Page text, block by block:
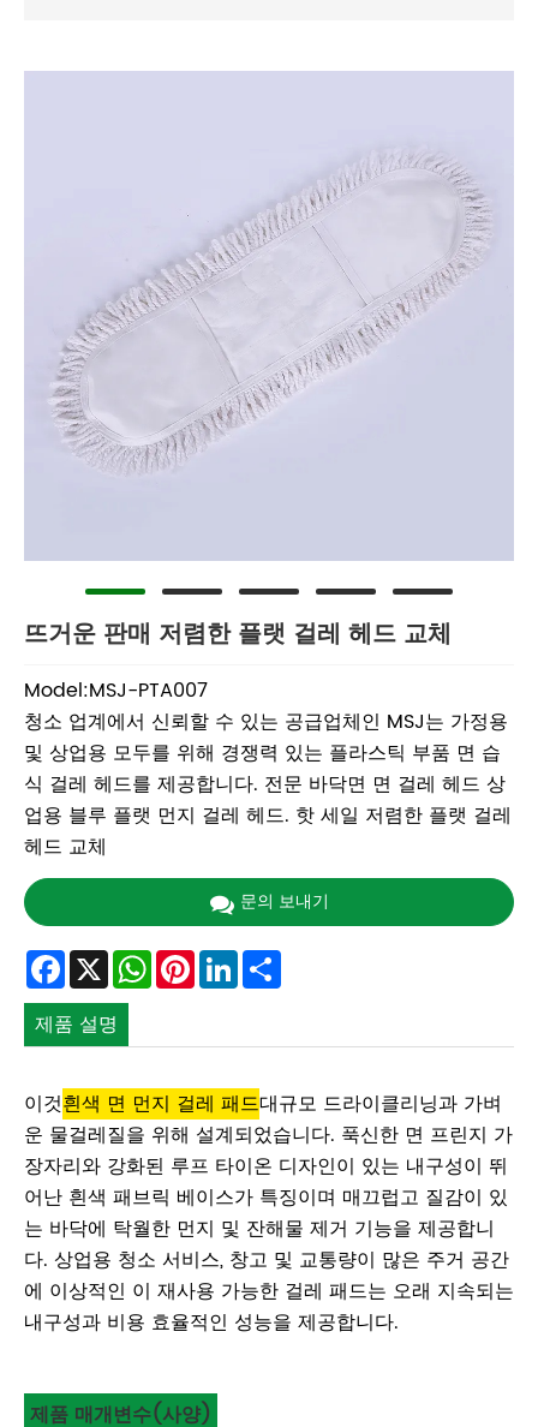
뜨거운 판매 저렴한 플랫 걸레 헤드 교체
Model:MSJ-PTA007
청소 업계에서 신뢰할 수 있는 공급업체인 MSJ는 가정용
및 상업용 모두를 위해 경쟁력 있는 플라스틱 부품 면 습
식 걸레 헤드를 제공합니다. 전문 바닥면 면 걸레 헤드 상
업용 블루 플랫 먼지 걸레 헤드. 핫 세일 저렴한 플랫 걸레
헤드 교체
문의 보내기
Facebook
X WhatsApp
Pinterest
LinkedIn
제품 설명
이것흰색 면 먼지 걸레 패드대규모 드라이클리닝과 가벼
운 물걸레질을 위해 설계되었습니다. 푹신한 면 프린지 가
장자리와 강화된 루프 타이온 디자인이 있는 내구성이 뛰
어난 흰색 패브릭 베이스가 특징이며 매끄럽고 질감이 있
는 바닥에 탁월한 먼지 및 잔해물 제거 기능을 제공합니
다. 상업용 청소 서비스, 창고 및 교통량이 많은 주거 공간
에 이상적인 이 재사용 가능한 걸레 패드는 오래 지속되는
내구성과 비용 효율적인 성능을 제공합니다.
제품 매개변수(사양)